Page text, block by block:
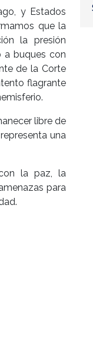
y Estados
que la
la presión
a buques con
de la Corte
flagrante
libre de
una
la paz, la
para